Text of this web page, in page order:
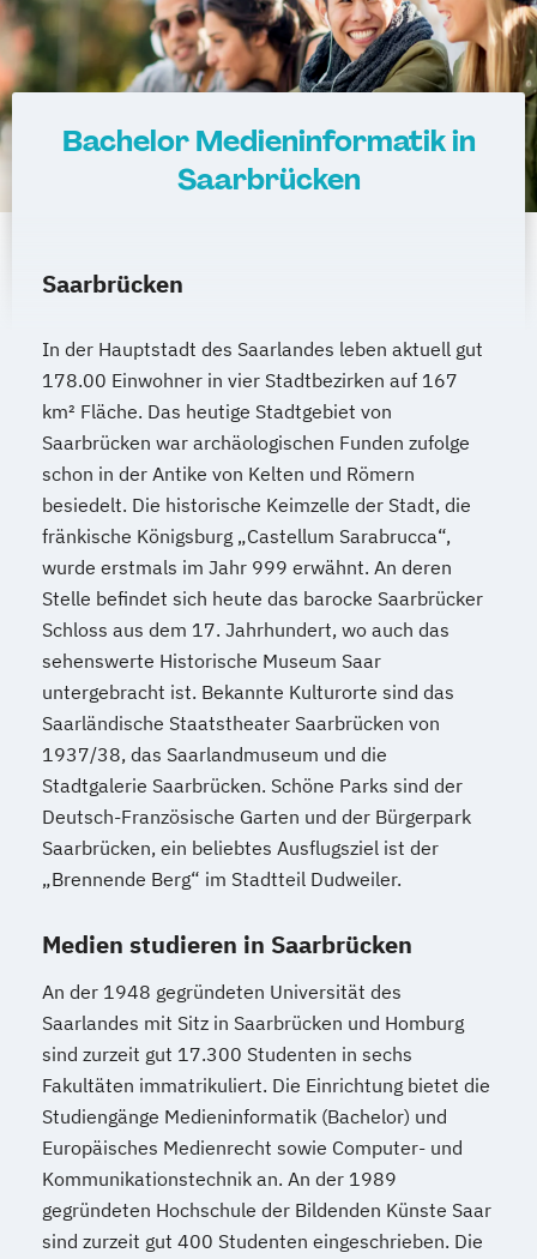
Bachelor Medieninformatik in
Saarbrücken
Saarbrücken
In der Hauptstadt des Saarlandes leben aktuell gut
178.00 Einwohner in vier Stadtbezirken auf 167
km² Fläche. Das heutige Stadtgebiet von
Saarbrücken war archäologischen Funden zufolge
schon in der Antike von Kelten und Römern
besiedelt. Die historische Keimzelle der Stadt, die
fränkische Königsburg „Castellum Sarabrucca“,
wurde erstmals im Jahr 999 erwähnt. An deren
Stelle befindet sich heute das barocke Saarbrücker
Schloss aus dem 17. Jahrhundert, wo auch das
sehenswerte Historische Museum Saar
untergebracht ist. Bekannte Kulturorte sind das
Saarländische Staatstheater Saarbrücken von
1937/38, das Saarlandmuseum und die
Stadtgalerie Saarbrücken. Schöne Parks sind der
Deutsch-Französische Garten und der Bürgerpark
Saarbrücken, ein beliebtes Ausflugsziel ist der
„Brennende Berg“ im Stadtteil Dudweiler.
Medien studieren in Saarbrücken
An der 1948 gegründeten Universität des
Saarlandes mit Sitz in Saarbrücken und Homburg
sind zurzeit gut 17.300 Studenten in sechs
Fakultäten immatrikuliert. Die Einrichtung bietet die
Studiengänge Medieninformatik (Bachelor) und
Europäisches Medienrecht sowie Computer- und
Kommunikationstechnik an. An der 1989
gegründeten Hochschule der Bildenden Künste Saar
sind zurzeit gut 400 Studenten eingeschrieben. Die